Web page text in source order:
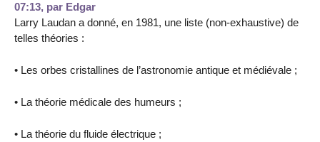
07:13, par Edgar
Larry Laudan a donné, en 1981, une liste (non-exhaustive) de
telles théories :
• Les orbes cristallines de l’astronomie antique et médiévale ;
• La théorie médicale des humeurs ;
• La théorie du fluide électrique ;